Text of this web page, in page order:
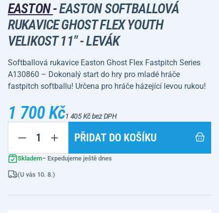
EASTON-EASTON SOFTBALLOVÁ
RUKAVICE GHOST FLEX YOUTH
VELIKOST 11" - LEVÁK
Softballová rukavice Easton Ghost Flex Fastpitch Series
A130860 – Dokonalý start do hry pro mladé hráče
fastpitch softballu! Určena pro hráče házející levou rukou!
1 700 Kč1 405 Kč bez DPH
PŘIDAT DO KOŠÍKU
Skladem– Expedujeme ještě dnes
(U vás 10. 8.)